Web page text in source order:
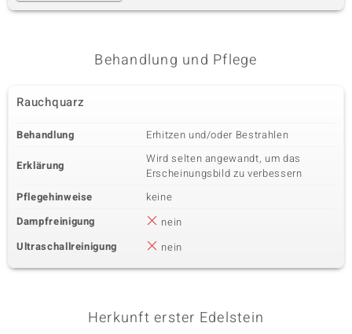
Behandlung und Pflege
Rauchquarz
Behandlung Erhitzen und/oder Bestrahlen
Erklärung
Wird selten angewandt, um das
Erscheinungsbild zu verbessern
Pflegehinweise
keine
Dampfreinigung
nein
Ultraschallreinigung
nein
Herkunft erster Edelstein